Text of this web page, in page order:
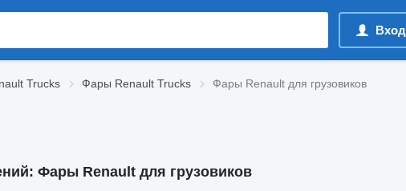
Trucks Фары Renault Trucks Фары Renault для грузовиков
Фары Renault для грузовиков